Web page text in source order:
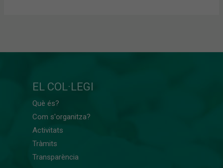
EL COL·LEGI
Què és?
Com s'organitza?
Activitats
Tràmits
Transparència